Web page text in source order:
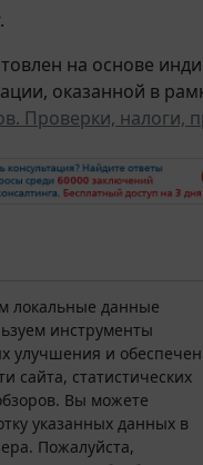
на основе
оказанной в
Проверки, налоги,
локальные данные
инструменты
улучшения и
сайта, статистических
Вы можете
указанных данных в
Пожалуйста,
СЕРВИС", 2026.
года. Компания
Российской